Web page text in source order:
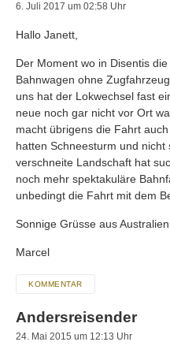
6. Juli 2017 um 02:58 Uhr
Hallo Janett,
Der Moment wo in Disentis
Bahnwagen ohne
uns hat der Lokwechsel fast
neue noch gar nicht vor Ort
macht übrigens die Fahrt
hatten Schneesturm und
verschneite Landschaft hat
noch mehr spektakuläre
unbedingt die Fahrt mit dem
Sonnige Grüsse aus
Marcel
KOMMENTAR
Andersreisender
24. Mai 2015 um 12:13 Uhr